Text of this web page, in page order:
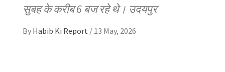
सुबह के करीब 6 बज रहे थे। उदयपुर
By Habib Ki Report / 13 May, 2026